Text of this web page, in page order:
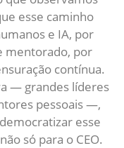
esse caminho
e IA, por
mentorado, por
contínua.
— grandes líderes
pessoais —,
esse
só para o CEO.